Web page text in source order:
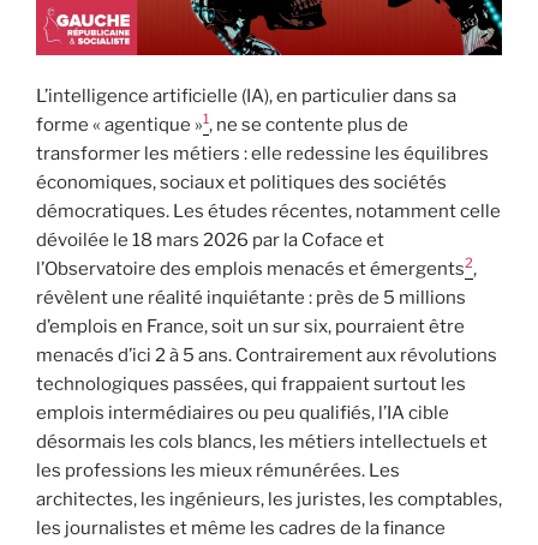
L’intelligence artificielle (IA), en particulier dans sa
forme « agentique »1, ne se contente plus de
transformer les métiers : elle redessine les équilibres
économiques, sociaux et politiques des sociétés
démocratiques. Les études récentes, notamment celle
dévoilée le 18 mars 2026 par la Coface et
l’Observatoire des emplois menacés et émergents2,
révèlent une réalité inquiétante : près de 5 millions
d’emplois en France, soit un sur six, pourraient être
menacés d’ici 2 à 5 ans. Contrairement aux révolutions
technologiques passées, qui frappaient surtout les
emplois intermédiaires ou peu qualifiés, l’IA cible
désormais les cols blancs, les métiers intellectuels et
les professions les mieux rémunérées. Les
architectes, les ingénieurs, les juristes, les comptables,
les journalistes et même les cadres de la finance